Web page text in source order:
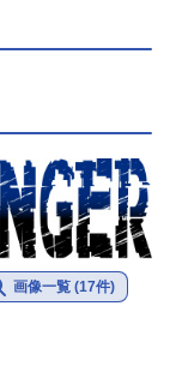
画像一覧 (17件)